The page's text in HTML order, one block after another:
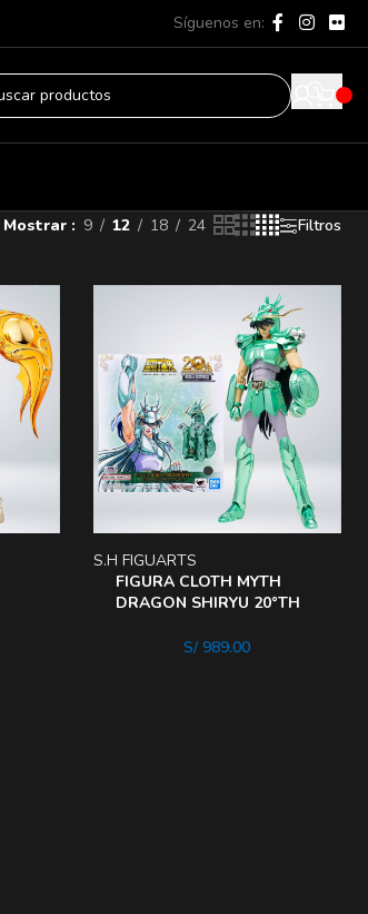
Síguenos en:
Mostrar 9 12 18 24 Filtros
FIGURA CLOTH MYTH
DRAGON SHIRYU 20°TH
S.H FIGUARTS
S/989.00